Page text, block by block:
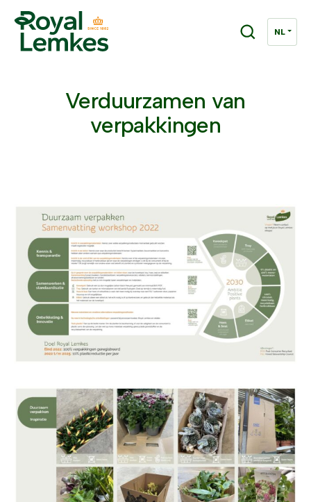
Verduurzamen van
verpakkingen